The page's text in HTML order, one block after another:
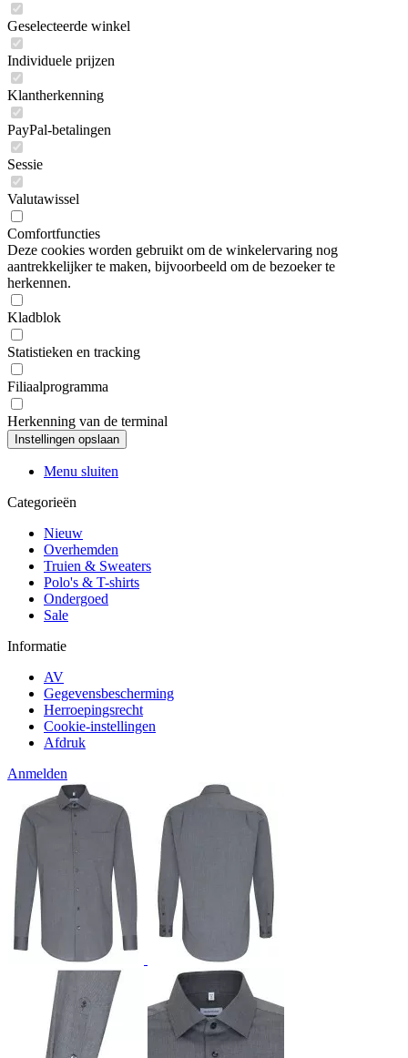
Geselecteerde winkel
Individuele prijzen
Klantherkenning
PayPal-betalingen
Sessie
Valutawissel
Comfortfuncties
Deze cookies worden gebruikt om de winkelervaring nog
aantrekkelijker te maken, bijvoorbeeld om de bezoeker te
herkennen.
Kladblok
Statistieken en tracking
Filiaalprogramma
Herkenning van de terminal
Menu sluiten
Categorieën
Nieuw
Overhemden
Truien & Sweaters
Polo's & T-shirts
Ondergoed
Sale
Informatie
AV
Gegevensbescherming
Herroepingsrecht
Cookie-instellingen
Afdruk
Anmelden